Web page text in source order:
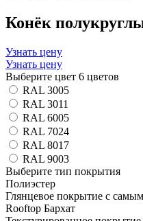
Конёк
Узнать цену
Узнать цену
Выберите цвет 6 цветов
RAL 3005
RAL 3011
RAL 6005
RAL 7024
RAL 8017
RAL 9003
Выберите тип покрытия
Полиэстер
Глянцевое покрытие с
Rooftop Бархат